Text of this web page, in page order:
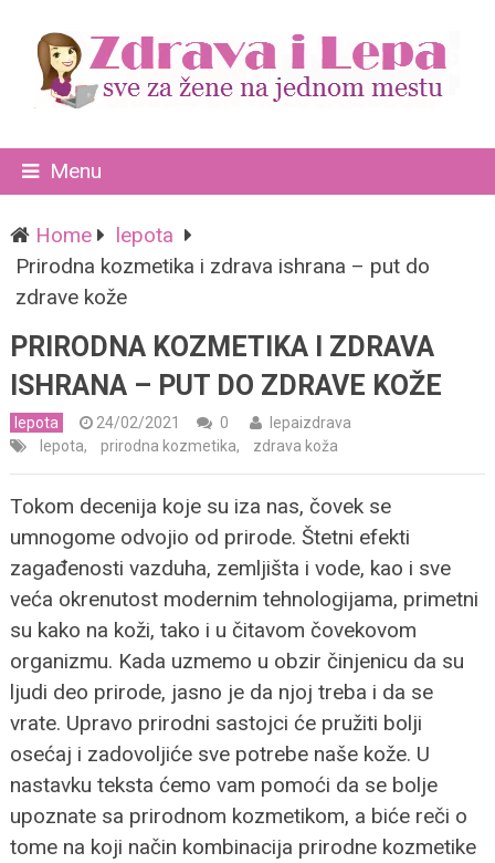
Menu
Home
lepota
Prirodna kozmetika i zdrava ishrana – put do
zdrave kože
PRIRODNA KOZMETIKA I ZDRAVA
ISHRANA – PUT DO ZDRAVE KOŽE
lepota 24/02/2021 0
lepaizdrava
lepota, prirodna kozmetika, zdrava koža
Tokom decenija koje su iza nas, čovek se
umnogome odvojio od prirode. Štetni efekti
zagađenosti vazduha, zemljišta i vode, kao i sve
veća okrenutost modernim tehnologijama, primetni
su kako na koži, tako i u čitavom čovekovom
organizmu. Kada uzmemo u obzir činjenicu da su
ljudi deo prirode, jasno je da njoj treba i da se
vrate. Upravo prirodni sastojci će pružiti bolji
osećaj i zadovoljiće sve potrebe naše kože. U
nastavku teksta ćemo vam pomoći da se bolje
upoznate sa prirodnom kozmetikom, a biće reči o
tome na koji način kombinacija prirodne kozmetike